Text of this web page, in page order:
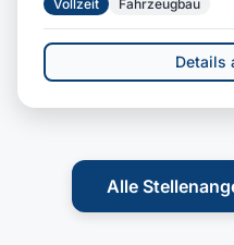
Vollzeit Fahrzeugbau
Details
Alle